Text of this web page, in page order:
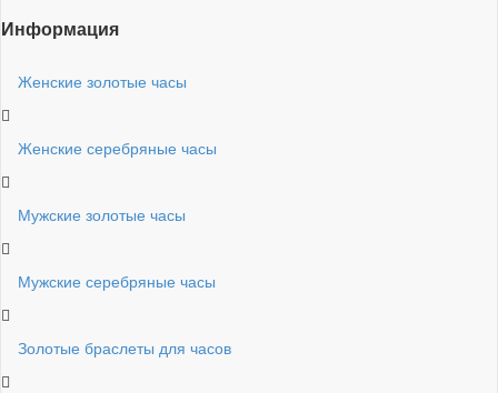
Информация
Женские золотые часы
Женские серебряные часы
Мужские золотые часы
Мужские серебряные часы
Золотые браслеты для часов